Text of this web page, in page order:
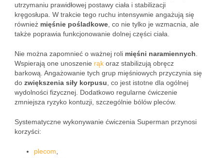
utrzymaniu prawidłowej postawy ciała i stabilizacji
kręgosłupa. W trakcie tego ruchu intensywnie angażują się
również mięśnie pośladkowe , co nie tylko je wzmacnia, ale
także poprawia funkcjonowanie dolnej części ciała.
Nie można zapomnieć o ważnej roli mięśni naramiennych
Wspierają one unoszenie rąk oraz stabilizują obręcz
barkową. Angażowanie tych grup mięśniowych przyczynia się
do zwiększenia siły korpusu , co jest istotne dla ogólnej
wydolności fizycznej. Dodatkowo regularne ćwiczenie
zmniejsza ryzyko kontuzji, szczególnie bólów pleców.
Systematyczne wykonywanie ćwiczenia Superman przynosi
korzyści:
plecom